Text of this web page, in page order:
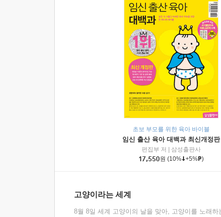
초보 부모를 위한 육아 바이블
임신 출산 육아 대백과 최신개정판
편집부 저
삼성출판사
17,550원 (10% +5% )
고양이라는 세계
8월 8일 세계 고양이의 날을 맞아, 고양이를 노래하